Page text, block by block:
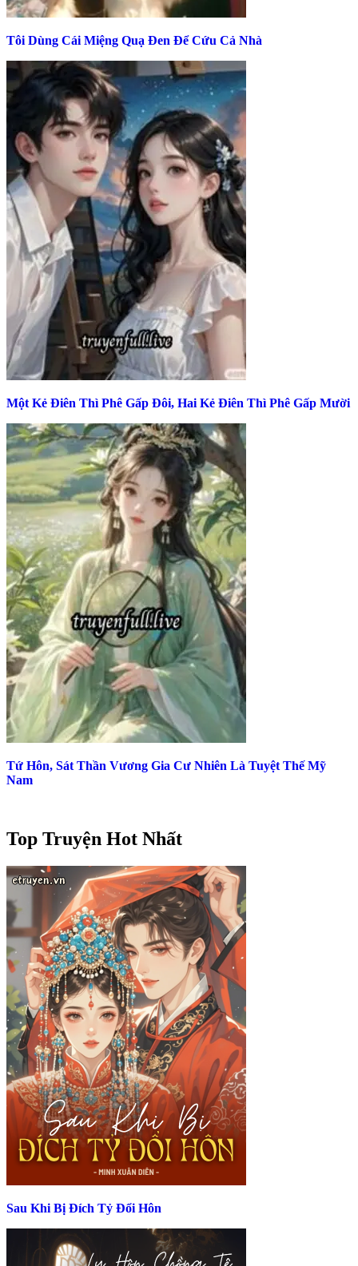
Tôi Dùng Cái Miệng Quạ Đen Để Cứu Cả Nhà
Một Kẻ Điên Thì Phê Gấp Đôi, Hai Kẻ Điên Thì Phê Gấp Mười
Tứ Hôn, Sát Thần Vương Gia Cư Nhiên Là Tuyệt Thế Mỹ
Nam
Top Truyện Hot Nhất
Sau Khi Bị Đích Tỷ Đổi Hôn